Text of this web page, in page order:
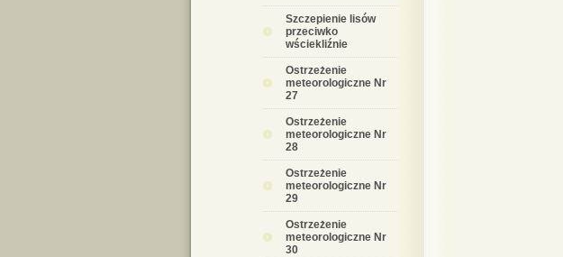
Szczepienie lisów
przeciwko
wściekliźnie
Ostrzeżenie
meteorologiczne Nr
27
Ostrzeżenie
meteorologiczne Nr
28
Ostrzeżenie
meteorologiczne Nr
29
Ostrzeżenie
meteorologiczne Nr
30